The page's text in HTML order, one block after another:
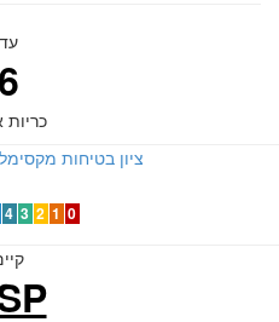
עד
6
כריות
ציון בטיחות
0
1
2
3
4